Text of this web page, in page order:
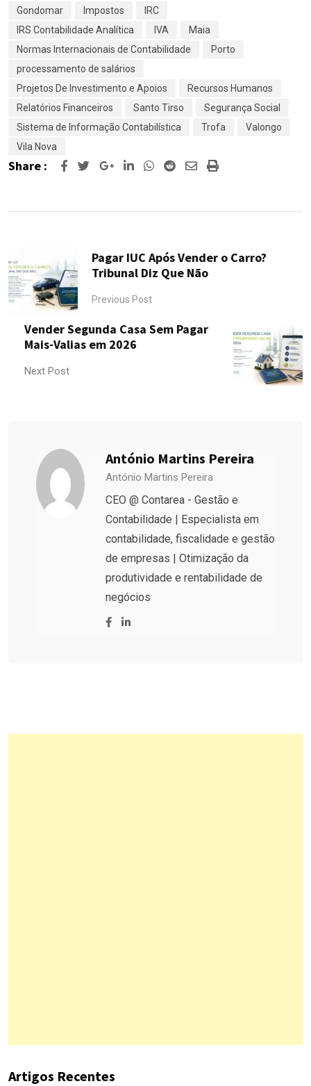
Gondomar
Impostos
IRC
IRS Contabilidade Analítica
IVA
Maia
Normas Internacionais de Contabilidade
Porto
processamento de salários
Projetos De Investimento e Apoios
Recursos Humanos
Relatórios Financeiros
Santo Tirso
Segurança Social
Sistema de Informação Contabilística
Trofa
Valongo
Vila Nova
Share : Google+LinkedInWhatsapp
RedditSharePrint
Pagar IUC Após Vender o Carro?
Tribunal Diz Que Não
Previous Post
Vender Segunda Casa Sem Pagar
Mais-Valias em 2026
Next Post
António Martins Pereira
António Martins Pereira
CEO @ Contarea - Gestão e
Contabilidade | Especialista em
contabilidade, fiscalidade e gestão
de empresas | Otimização da
produtividade e rentabilidade de
negócios
Artigos Recentes